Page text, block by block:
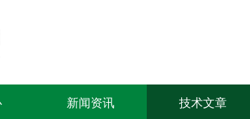
新闻资讯 技术文章